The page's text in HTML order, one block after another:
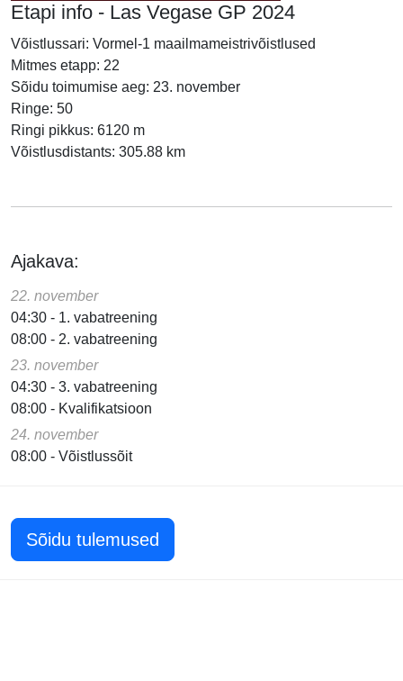
Etapi info - Las Vegase GP 2024
Võistlussari: Vormel-1 maailmameistrivõistlused
Mitmes etapp: 22
Sõidu toimumise aeg: 23. november
Ringe: 50
Ringi pikkus: 6120 m
Võistlusdistants: 305.88 km
Ajakava:
22. november
04:30 - 1. vabatreening
08:00 - 2. vabatreening
23. november
04:30 - 3. vabatreening
08:00 - Kvalifikatsioon
24. november
08:00 - Võistlussõit
Sõidu tulemused